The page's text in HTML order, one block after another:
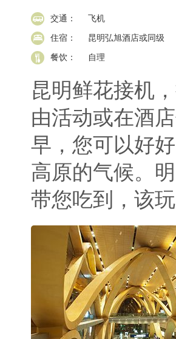
交通： 飞机
住宿： 昆明弘旭酒店或同级
餐饮： 自理
昆明鲜花接机
由活动或在酒
早，您可以好
高原的气候。
带您吃到，该